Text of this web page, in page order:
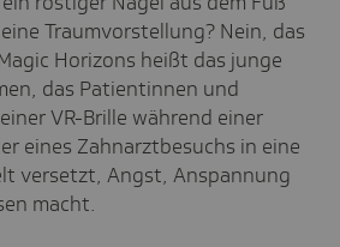
Traumvorstellung? Nein, das
Horizons heißt das junge
das Patientinnen und
VR-Brille während einer
eines Zahnarztbesuchs in eine
versetzt, Angst, Anspannung
macht.